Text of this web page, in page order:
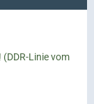
Linie vom